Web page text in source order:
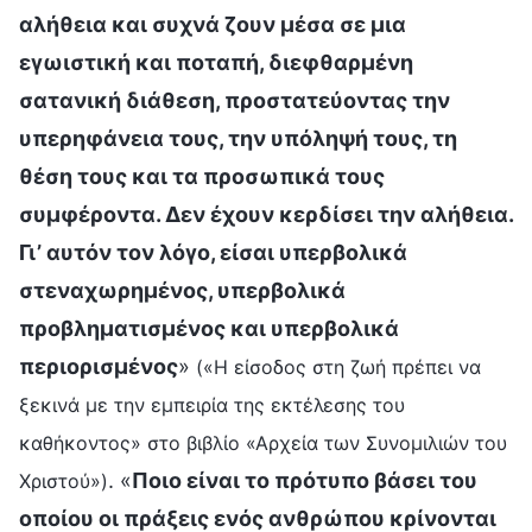
αλήθεια και συχνά ζουν μέσα σε μια
εγωιστική και ποταπή, διεφθαρμένη
σατανική διάθεση, προστατεύοντας την
υπερηφάνεια τους, την υπόληψή τους, τη
θέση τους και τα προσωπικά τους
συμφέροντα. Δεν έχουν κερδίσει την αλήθεια.
Γι’ αυτόν τον λόγο, είσαι υπερβολικά
στεναχωρημένος, υπερβολικά
προβληματισμένος και υπερβολικά
περιορισμένος» («Η είσοδος στη ζωή πρέπει να
ξεκινά με την εμπειρία της εκτέλεσης του
καθήκοντος» στο βιβλίο «Αρχεία των Συνομιλιών του
Χριστού»). «Ποιο είναι το πρότυπο βάσει του
οποίου οι πράξεις ενός ανθρώπου κρίνονται